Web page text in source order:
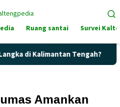
Ruang santai Survei
Kalimantan Tengah?
Amankan